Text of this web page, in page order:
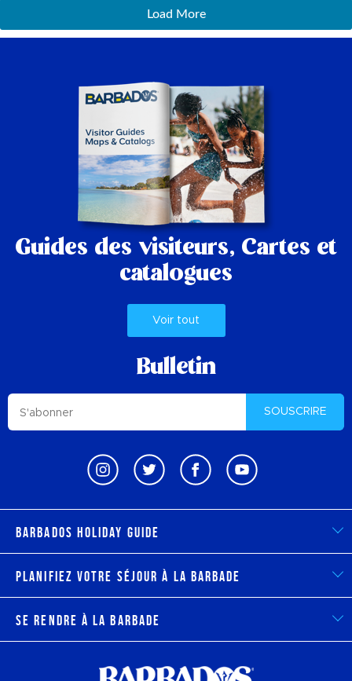
Load More
Guides des visiteurs, Cartes et
catalogues
Voir tout
Bulletin
SOUSCRIRE
Barbados Holiday Guide
Planifiez votre séjour à la Barbade
Se rendre à la Barbade